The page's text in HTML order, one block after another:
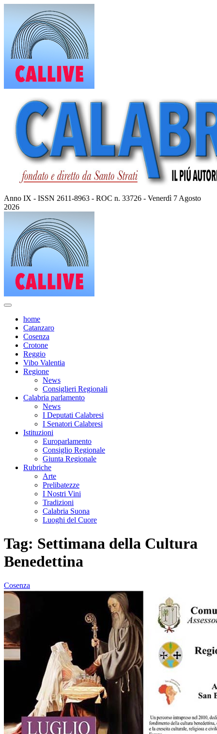
contenuto
Anno IX - ISSN 2611-8963 - ROC n. 33726 - Venerdì 7 Agosto
2026
home
Catanzaro
Cosenza
Crotone
Reggio
Vibo Valentia
Regione
News
Consiglieri Regionali
Calabria parlamento
News
I Deputati Calabresi
I Senatori Calabresi
Istituzioni
Europarlamento
Consiglio Regionale
Giunta Regionale
Rubriche
Arte
Prelibatezze
I Nostri Vini
Tradizioni
Calabria Suona
Luoghi del Cuore
Tag: Settimana della Cultura
Benedettina
Cosenza